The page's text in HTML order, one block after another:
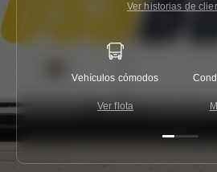
Ver historias de
Vehículos cómodos
Ver flota